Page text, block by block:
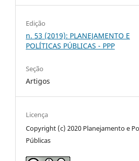
Edição
n. 53 (2019): PLANEJAMENTO E
POLÍTICAS PÚBLICAS - PPP
Seção
Artigos
Licença
Copyright (c) 2020 Planejamento e
Públicas